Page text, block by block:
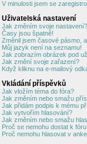
V minulosti jsem se
Uživatelská nastavení
Jak změním svoje nastavení?
Časy jsou špatně!
Změnil jsem časové pásmo,
Můj jazyk není na seznamu!
Jak zobrazím obrázek pod
Jak změní svoje zařazení?
Když kliknu na e-mailový
Vkládání příspěvků
Jak vložím téma do fóra?
Jak změním nebo smažu
Jak přidám podpis k mému
Jak vytvořím hlasování?
Jak změním nebo smažu
Proč se nemohu dostat k
Proč nemohu hlasovat v